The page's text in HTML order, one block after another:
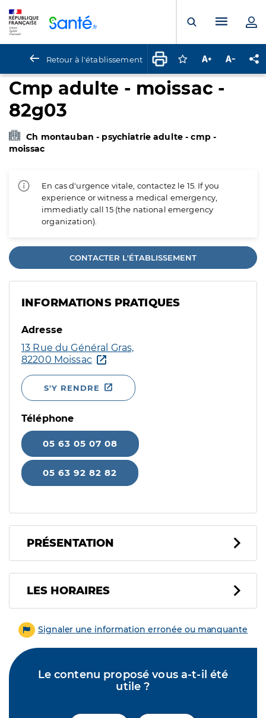
Ouvrir laMenu
Retour à l'établissement Connectez-vous
Augmenter la
Cmp adulte - moissac -
82g03
Ch montauban - psychiatrie adulte - cmp -
moissac
En cas d'urgence vitale, contactez le 15. If you
experience or witness a medical emergency,
immediatly call 15 (the national emergency
organization).
CONTACTER L'ÉTABLISSEMENT
INFORMATIONS PRATIQUES
Adresse
13 Rue du Général Gras,
82200 Moissac
S'Y RENDRE
Téléphone
05 63 05 07 08
05 63 92 82 82
PRÉSENTATION
LES HORAIRES
Signaler une information erronée ou manquante
Le contenu proposé vous a-t-il été
utile ?